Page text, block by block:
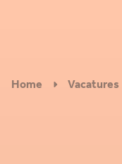
Home Vacatures